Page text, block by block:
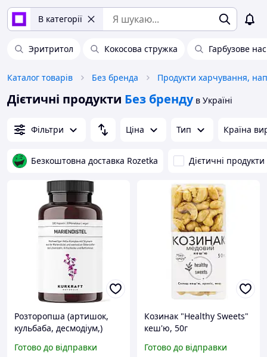
В категорії
Эритритол Кокосова стружка Гарбузове
Каталог товарів Без бренда Продукти харчування,
Дієтичні продукти Без бренду в Україні
Фільтри Ціна Тип Країна
Безкоштовна доставка Rozetka Дієтичні продукти
Розторопша (артишок,
кульбаба, десмодіум,)
Готово до відправки
Козинак "Healthy Sweets"
кеш'ю, 50г
Готово до відправки